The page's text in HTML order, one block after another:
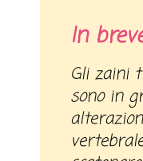
In
Gli zaini troppo pesanti non
sono in